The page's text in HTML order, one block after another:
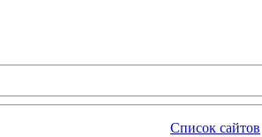
Список сайтов